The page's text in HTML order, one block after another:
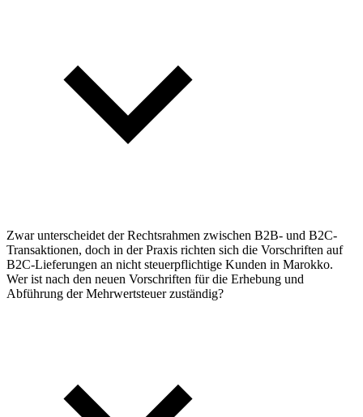
Zwar unterscheidet der Rechtsrahmen zwischen B2B- und B2C-
Transaktionen, doch in der Praxis richten sich die Vorschriften auf
B2C-Lieferungen an nicht steuerpflichtige Kunden in Marokko.
Wer ist nach den neuen Vorschriften für die Erhebung und
Abführung der Mehrwertsteuer zuständig?